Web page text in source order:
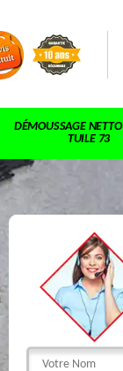
DÉMOUSSAGE
TUILE 73